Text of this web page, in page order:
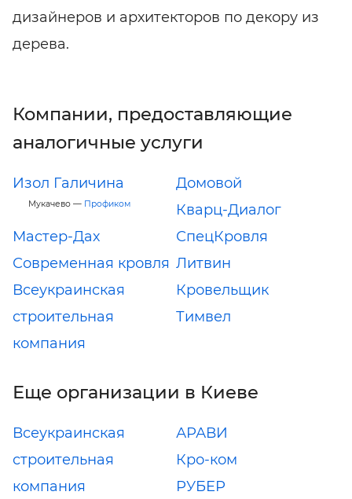
дизайнеров и архитекторов по декору из
дерева.
Компании, предоставляющие
аналогичные услуги
Изол Галичина
Мукачево — Профиком
Домовой
Кварц-Диалог
Мастер-Дах
СпецКровля
Современная кровля Литвин
Всеукраинская
строительная
компания
Кровельщик
Тимвел
Еще организации в Киеве
Всеукраинская
строительная
компания
АРАВИ
Кро-ком
РУБЕР